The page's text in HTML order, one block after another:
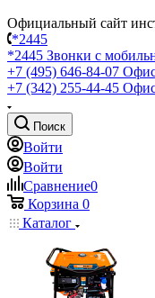
Официальный сайт
*2445
*2445 Звонки с
+7 (495) 646-84-07
+7 (342) 255-44-45
Поиск
Войти
Войти
Сравнение0
Корзина 0
Каталог